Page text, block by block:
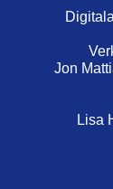
Jon
Lisa